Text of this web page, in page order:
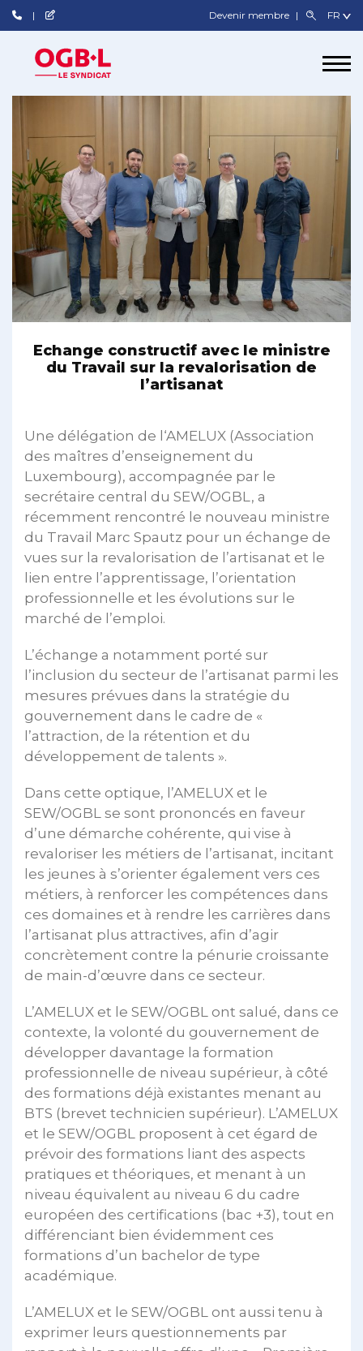
Devenir membre
Echange constructif avec le ministre
du Travail sur la revalorisation de
l’artisanat
Une délégation de l‘AMELUX (Association
des maîtres d’enseignement du
Luxembourg), accompagnée par le
secrétaire central du SEW/OGBL, a
récemment rencontré le nouveau ministre
du Travail Marc Spautz pour un échange de
vues sur la revalorisation de l’artisanat et le
lien entre l’apprentissage, l’orientation
professionnelle et les évolutions sur le
marché de l’emploi.
L’échange a notamment porté sur
l’inclusion du secteur de l’artisanat parmi les
mesures prévues dans la stratégie du
gouvernement dans le cadre de «
l’attraction, de la rétention et du
développement de talents ».
Dans cette optique, l’AMELUX et le
SEW/OGBL se sont prononcés en faveur
d’une démarche cohérente, qui vise à
revaloriser les métiers de l’artisanat, incitant
les jeunes à s’orienter également vers ces
métiers, à renforcer les compétences dans
ces domaines et à rendre les carrières dans
l’artisanat plus attractives, afin d’agir
concrètement contre la pénurie croissante
de main-d’œuvre dans ce secteur.
L’AMELUX et le SEW/OGBL ont salué, dans ce
contexte, la volonté du gouvernement de
développer davantage la formation
professionnelle de niveau supérieur, à côté
des formations déjà existantes menant au
BTS (brevet technicien supérieur). L’AMELUX
et le SEW/OGBL proposent à cet égard de
prévoir des formations liant des aspects
pratiques et théoriques, et menant à un
niveau équivalent au niveau 6 du cadre
européen des certifications (bac +3), tout en
différenciant bien évidemment ces
formations d’un bachelor de type
académique.
L’AMELUX et le SEW/OGBL ont aussi tenu à
exprimer leurs questionnements par